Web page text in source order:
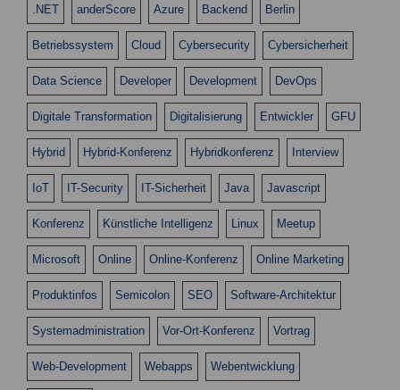
.NET anderScore Azure Backend Berlin
Betriebssystem Cloud Cybersecurity Cybersicherheit
Data Science Developer Development DevOps
Digitale Transformation Digitalisierung Entwickler GFU
Hybrid Hybrid-Konferenz Hybridkonferenz Interview
IoT IT-Security IT-Sicherheit Java Javascript
Konferenz Künstliche Intelligenz Linux Meetup
Microsoft Online Online-Konferenz Online Marketing
Produktinfos Semicolon SEO Software-Architektur
Systemadministration Vor-Ort-Konferenz Vortrag
Web-Development Webapps Webentwicklung